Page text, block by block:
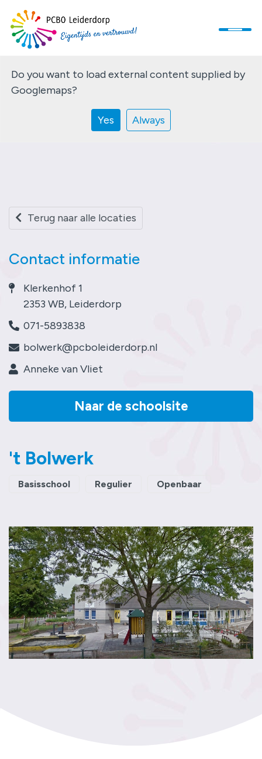
Home
Ons onderwijs
Werken bij
Contact
Do you want to load external content supplied by
Googlemaps?
Yes Always
Terug naar alle locaties
Contact informatie
Klerkenhof 1
2353 WB, Leiderdorp
071-5893838
bolwerk@pcboleiderdorp.nl
Anneke van Vliet
Naar de schoolsite
't Bolwerk
Basisschool Regulier Openbaar